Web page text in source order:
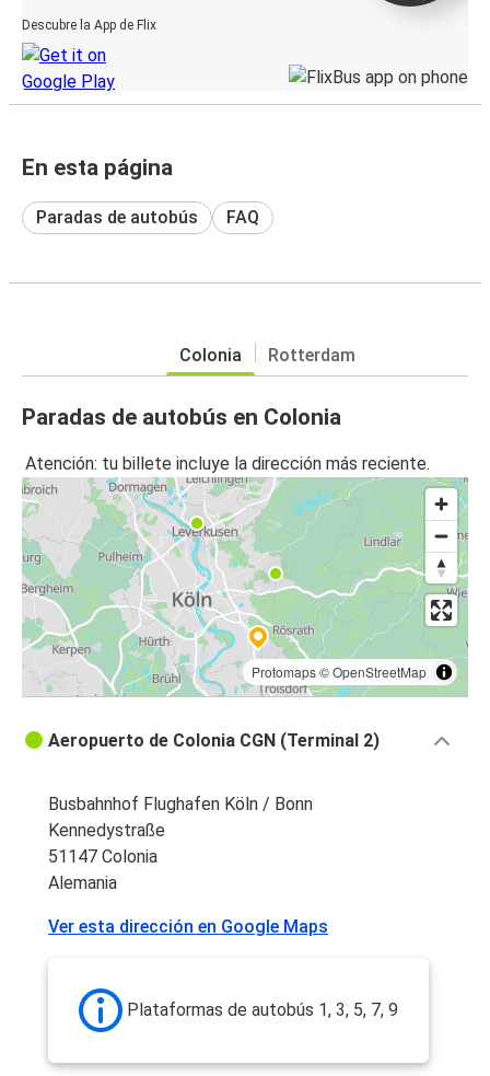
Descubre la App de Flix
En esta página
Paradas de autobús FAQ
Colonia Rotterdam
Paradas de autobús en Colonia
Atención: tu billete incluye la dirección más reciente.
Protomaps©OpenStreetMap
Aeropuerto de Colonia CGN (Terminal 2)
Busbahnhof Flughafen Köln / Bonn
Kennedystraße
51147 Colonia
Alemania
Ver esta dirección en Google Maps
Plataformas de autobús 1, 3, 5, 7, 9